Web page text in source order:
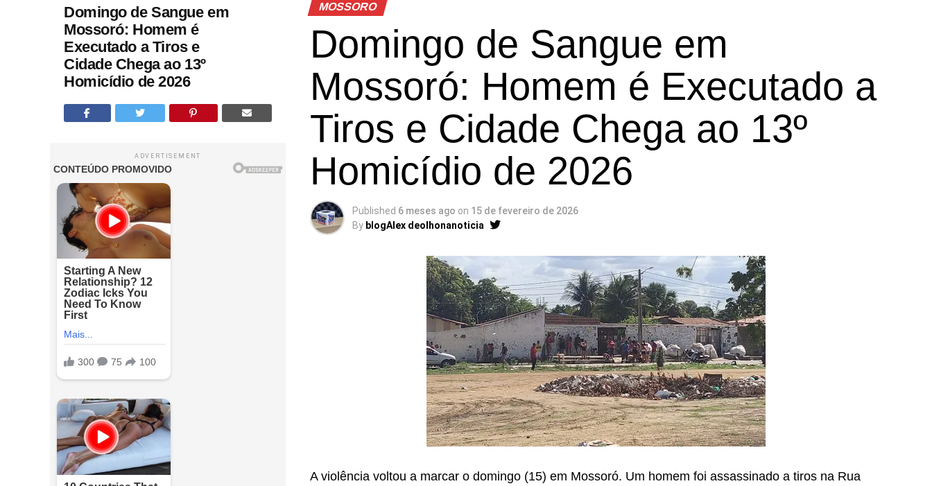
Domingo de Sangue em
Mossoró: Homem é
Executado a Tiros e
Cidade Chega ao 13º
Homicídio de 2026
ADVERTISEMENT
MOSSORO
Domingo de Sangue em
Mossoró: Homem é Executado a
Tiros e Cidade Chega ao 13º
Homicídio de 2026
Published 6 meses ago on 15 de fevereiro de 2026
By blogAlex deolhonanoticia
A violência voltou a marcar o domingo (15) em Mossoró. Um homem foi assassinado a tiros na Rua